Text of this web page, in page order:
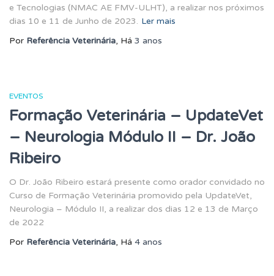
e Tecnologias (NMAC AE FMV-ULHT), a realizar nos próximos
dias 10 e 11 de Junho de 2023. Ler mais
Por Referência Veterinária, Há 3 anos
EVENTOS
Formação Veterinária – UpdateVet
– Neurologia Módulo II – Dr. João
Ribeiro
O Dr. João Ribeiro estará presente como orador convidado no
Curso de Formação Veterinária promovido pela UpdateVet,
Neurologia – Módulo II, a realizar dos dias 12 e 13 de Março
de 2022
Por Referência Veterinária, Há 4 anos